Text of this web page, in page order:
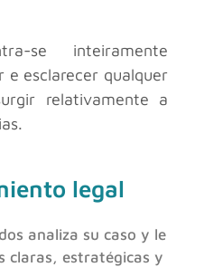
se inteiramente
e esclarecer qualquer
relativamente a
legal
analiza su caso y le
claras, estratégicas y